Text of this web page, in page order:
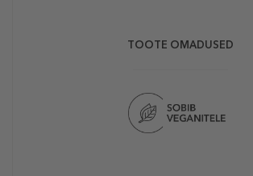
TOOTE OMADUSED